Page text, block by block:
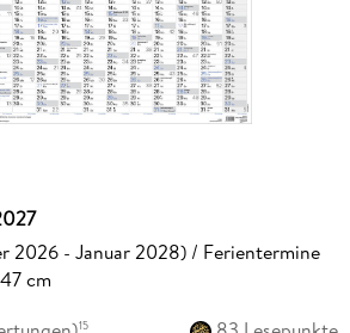
2026 - Januar 2028) / Ferientermine
cm
15